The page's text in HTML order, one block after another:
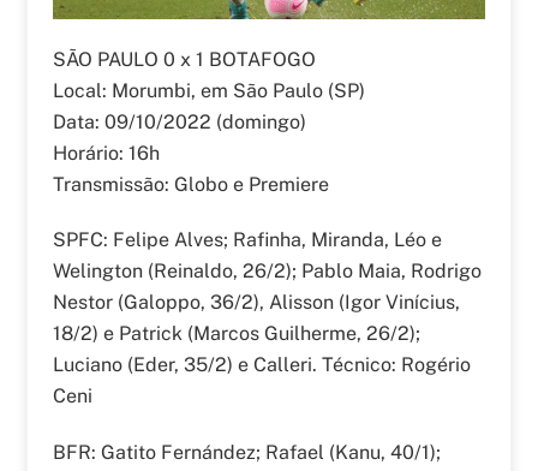
SÃO PAULO 0 x 1 BOTAFOGO
Local: Morumbi, em São Paulo (SP)
Data: 09/10/2022 (domingo)
Horário: 16h
Transmissão: Globo e Premiere
SPFC: Felipe Alves; Rafinha, Miranda, Léo e
Welington (Reinaldo, 26/2); Pablo Maia, Rodrigo
Nestor (Galoppo, 36/2), Alisson (Igor Vinícius,
18/2) e Patrick (Marcos Guilherme, 26/2);
Luciano (Eder, 35/2) e Calleri. Técnico: Rogério
Ceni
BFR: Gatito Fernández; Rafael (Kanu, 40/1);